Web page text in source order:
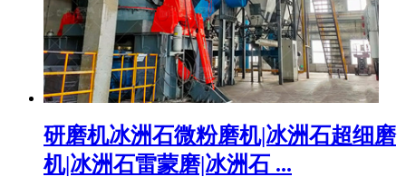
研磨机冰洲石微粉磨机|冰洲石超细磨
机|冰洲石雷蒙磨|冰洲石 ...